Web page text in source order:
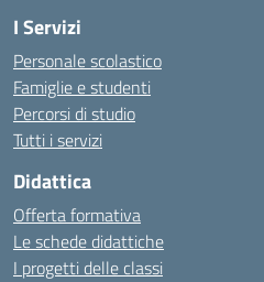
I Servizi
Personale scolastico
Famiglie e studenti
Percorsi di studio
Tutti i servizi
Didattica
Offerta formativa
Le schede didattiche
I progetti delle classi